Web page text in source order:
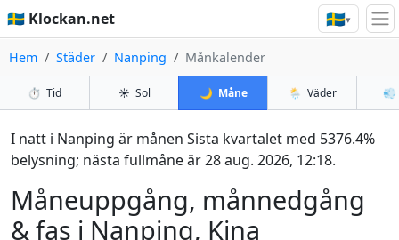
🇸🇪 Klockan.net 🇸🇪▾
Hem Städer Nanping Månkalender
⏱️ Tid ☀️ Sol 🌙 Måne 🌦️ Väder 💨
Måneuppgång, månnedgång
& fas i Nanping, Kina
I natt i Nanping är månen Sista kvartalet med 5376.4%
belysning; nästa fullmåne är 28 aug. 2026, 12:18.